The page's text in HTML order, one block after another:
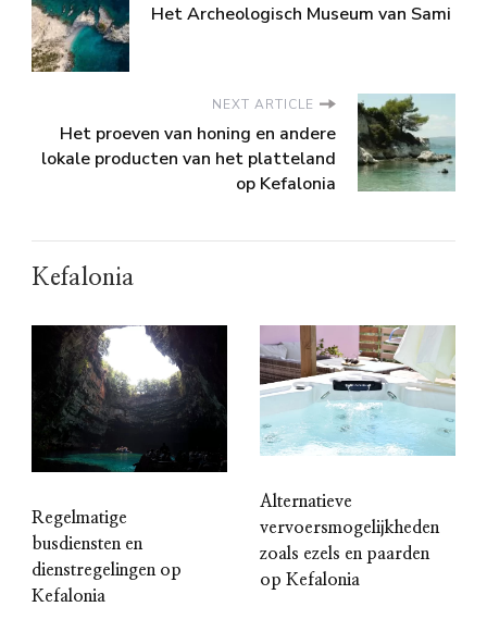
Het Archeologisch Museum van Sami
NEXT ARTICLE
Het proeven van honing en andere
lokale producten van het platteland
op Kefalonia
Kefalonia
Regelmatige
busdiensten en
dienstregelingen op
Kefalonia
Alternatieve
vervoersmogelijkheden
zoals ezels en paarden
op Kefalonia